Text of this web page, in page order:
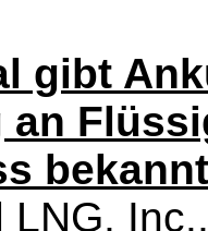
gibt
bekannt
LNG,